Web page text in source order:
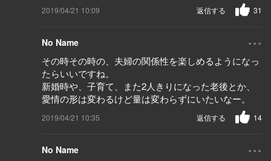
2019/04/21 10:09 31
返信する
No Name ...
その時その時の、夫婦の関係性を楽しめるようになっ
たらいいですね。
新婚時や、子育て、また2人きりになった老後とか、
愛情の形は変わるけど量は変わらずにいたいなー。
2019/04/21 10:35 14
返信する
No Name ...